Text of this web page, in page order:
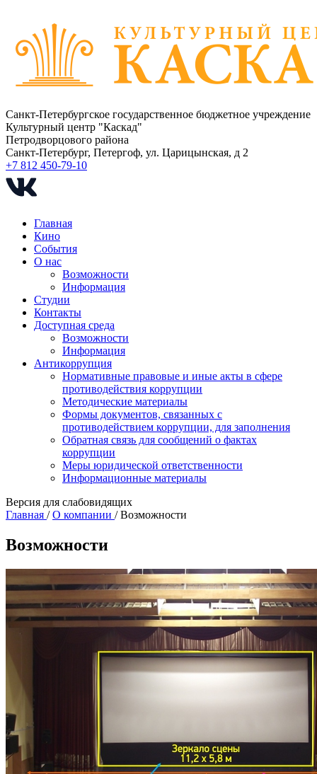
Санкт-Петербургское государственное бюджетное учреждение
Культурный центр "Каскад"
Петродворцового района
Санкт-Петербург, Петергоф, ул. Царицынская, д 2
+7 812 450-79-10
Главная
Кино
События
О нас
Возможности
Информация
Студии
Контакты
Доступная среда
Возможности
Информация
Антикоррупция
Нормативные правовые и иные акты в сфере
противодействия коррупции
Методические материалы
Формы документов, связанных с
противодействием коррупции, для заполнения
Обратная связь для сообщений о фактах
коррупции
Меры юридической ответственности
Информационные материалы
Версия для слабовидящих
Главная /О компании /Возможности
Возможности